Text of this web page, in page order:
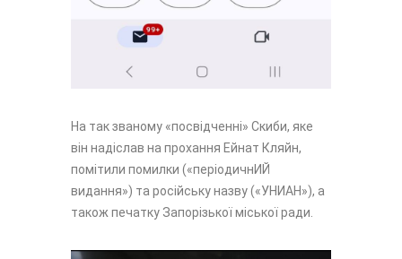
На так званому «посвідченні» Скиби, яке
він надіслав на прохання Ейнат Кляйн,
помітили помилки («періодичнИЙ
видання») та російську назву («УНИАН»), а
також печатку Запорізької міської ради.